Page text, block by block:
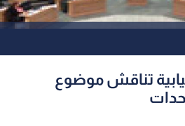
تناقش موضوع